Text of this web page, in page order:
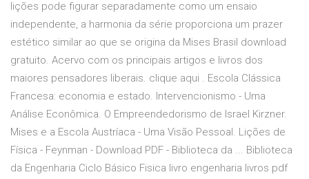
lições pode figurar separadamente como um ensaio
independente, a harmonia da série proporciona um prazer
estético similar ao que se origina da Mises Brasil download
gratuito. Acervo com os principais artigos e livros dos
maiores pensadores liberais. clique aqui . Escola Clássica
Francesa: economia e estado. Intervencionismo - Uma
Análise Econômica. O Empreendedorismo de Israel Kirzner.
Mises e a Escola Austríaca - Uma Visão Pessoal. Lições de
Física - Feynman - Download PDF - Biblioteca da ... Biblioteca
da Engenharia Ciclo Básico Fisica livro engenharia livros pdf